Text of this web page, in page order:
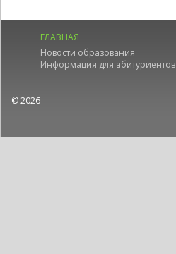
ГЛАВНАЯ
Новости образования
Информация для абитуриентов
© 2026